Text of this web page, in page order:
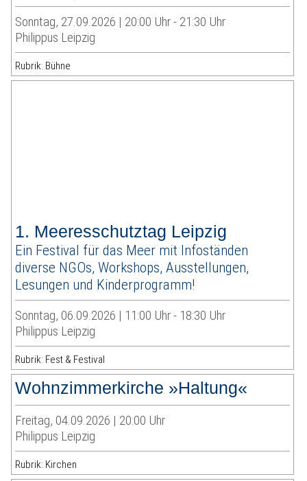
Sonntag, 27.09.2026 | 20:00 Uhr - 21:30 Uhr
Philippus Leipzig
Rubrik: Bühne
1. Meeresschutztag Leipzig
Ein Festival für das Meer mit Infoständen
diverse NGOs, Workshops, Ausstellungen,
Lesungen und Kinderprogramm!
Sonntag, 06.09.2026 | 11:00 Uhr - 18:30 Uhr
Philippus Leipzig
Rubrik: Fest & Festival
Wohnzimmerkirche »Haltung«
Freitag, 04.09.2026 | 20:00 Uhr
Philippus Leipzig
Rubrik: Kirchen